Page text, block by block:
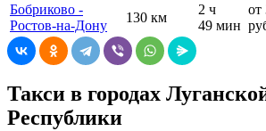
Бобриково -
Ростов-на-Дону
130 км
2 ч
49 мин
от
Такси в городах
Республики